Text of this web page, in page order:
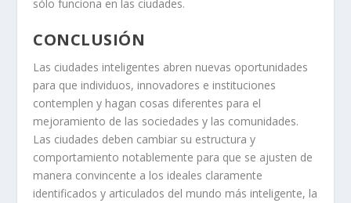
sólo funciona en las ciudades.
CONCLUSIÓN
Las ciudades inteligentes abren nuevas oportunidades
para que individuos, innovadores e instituciones
contemplen y hagan cosas diferentes para el
mejoramiento de las sociedades y las comunidades.
Las ciudades deben cambiar su estructura y
comportamiento notablemente para que se ajusten de
manera convincente a los ideales claramente
identificados y articulados del mundo más inteligente, la